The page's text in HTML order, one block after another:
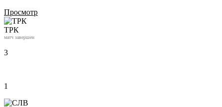
Просмотр
ТРК
матч завершен
3
1